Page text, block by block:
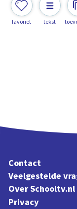
favoriet tekst
Contact
Veelgestelde
Over Schooltv.nl
Privacy